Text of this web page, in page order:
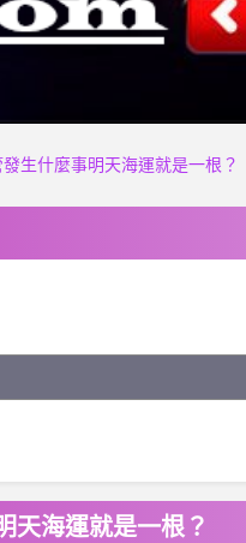
生什麼事明天海運就是一根？
天海運就是一根？